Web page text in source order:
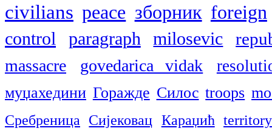
civilians peace зборник foreign
control paragraph milosevic
massacre govedarica vidak
муџахедини Горажде Силос troops
Сребреница Сијековац Караџић territory